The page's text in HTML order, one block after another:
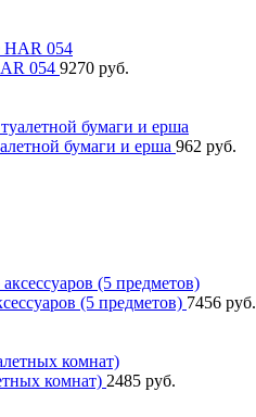
054 9270 руб.
бумаги и ерша 962 руб.
(5 предметов) 7456 руб.
комнат) 2485 руб.